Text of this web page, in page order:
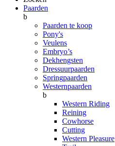
Paarden
b
Paarden te koop
Pony's
Veulens
Embryo’s
Dekhengsten
Dressuurpaarden
Springpaarden
Westernpaarden
b
Western Riding
Reining
Cowhorse
Cutting
Western Pleasure